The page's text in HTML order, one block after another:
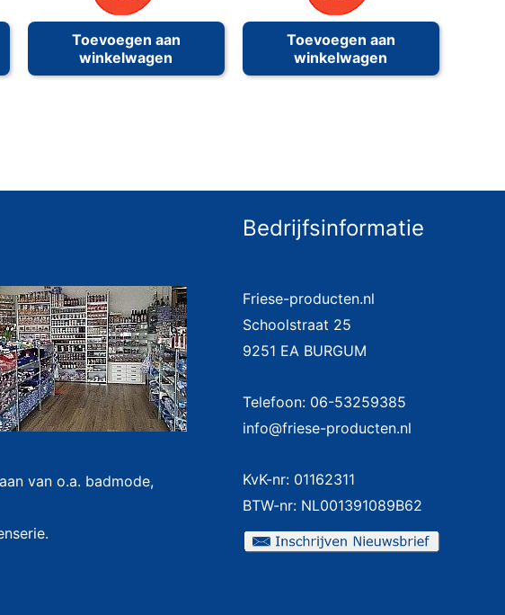
Toevoegen aan
winkelwagen
Toevoegen aan
winkelwagen
van o.a. badmode,
Bedrijfsinformatie
Friese-producten.nl
Schoolstraat 25
9251 EA BURGUM
Telefoon: 06-53259385
info@friese-producten.nl
KvK-nr: 01162311
BTW-nr: NL001391089B62